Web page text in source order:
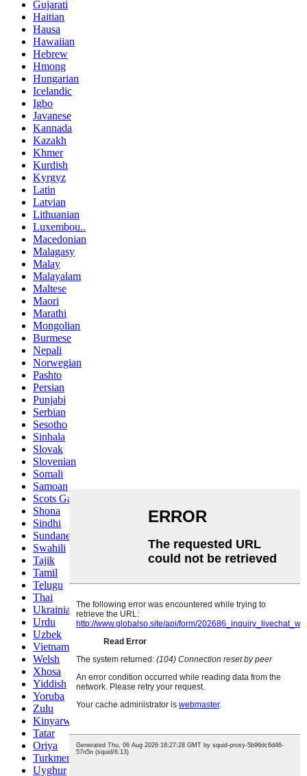
Gujarati
Haitian
Hausa
Hawaiian
Hebrew
Hmong
Hungarian
Icelandic
Igbo
Javanese
Kannada
Kazakh
Khmer
Kurdish
Kyrgyz
Latin
Latvian
Lithuanian
Luxembou..
Macedonian
Malagasy
Malay
Malayalam
Maltese
Maori
Marathi
Mongolian
Burmese
Nepali
Norwegian
Pashto
Persian
Punjabi
Serbian
Sesotho
Sinhala
Slovak
Slovenian
Somali
Samoan
Scots Gaelic
Shona
Sindhi
Sundanese
Swahili
Tajik
Tamil
Telugu
Thai
Ukrainian
Urdu
Uzbek
Vietnamese
Welsh
Xhosa
Yiddish
Yoruba
Zulu
Kinyarwanda
Tatar
Oriya
Turkmen
Uyghur